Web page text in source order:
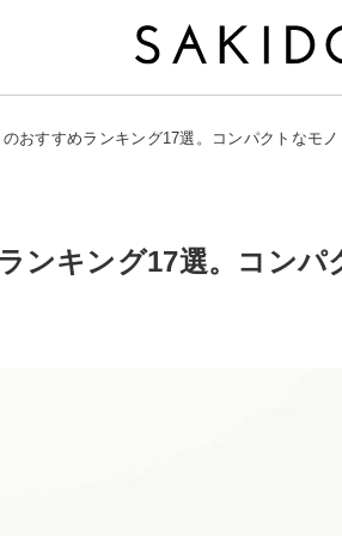
おすすめランキング17選。コンパクトなモ
ンキング17選。コンパ